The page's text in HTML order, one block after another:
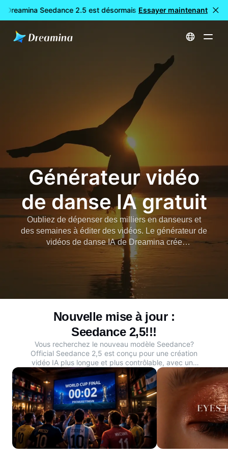
Seedance 2.5 est désormais disponible 🎉
Essayer maintenant
Accueil Créer Générateur vidéo de danse IA gratuit
Générateur vidéo
de danse IA gratuit
Oubliez de dépenser des milliers en danseurs et
des semaines à éditer des vidéos. Le générateur de
vidéos de danse IA de Dreamina crée
instantanément des vidéos de danse virales à partir
de n'importe quelle photo, synchronisées avec la
musique et les rythmes. Devenez viral maintenant,
pas de budget, pas d'expérience nécessaire!
Nouvelle mise à jour :
Seedance 2,5!!!
Vous recherchez le nouveau modèle Seedance?
Official Seedance 2,5 est conçu pour une création
vidéo IA plus longue et plus contrôlable, avec une
prise en charge de scènes continues allant jusqu'à
30 secondes, des références multimodales plus
riches et des flux de travail d'édition plus précis. Si
vous souhaitez transformer des invites, des
images, des photos de produits ou des idées
d'histoires en vidéos cinématographiques pour les
médias sociaux, les publicités, le commerce
électronique ou la narration créative, explorez le
générateur de vidéos officiel Dreamina Seedance